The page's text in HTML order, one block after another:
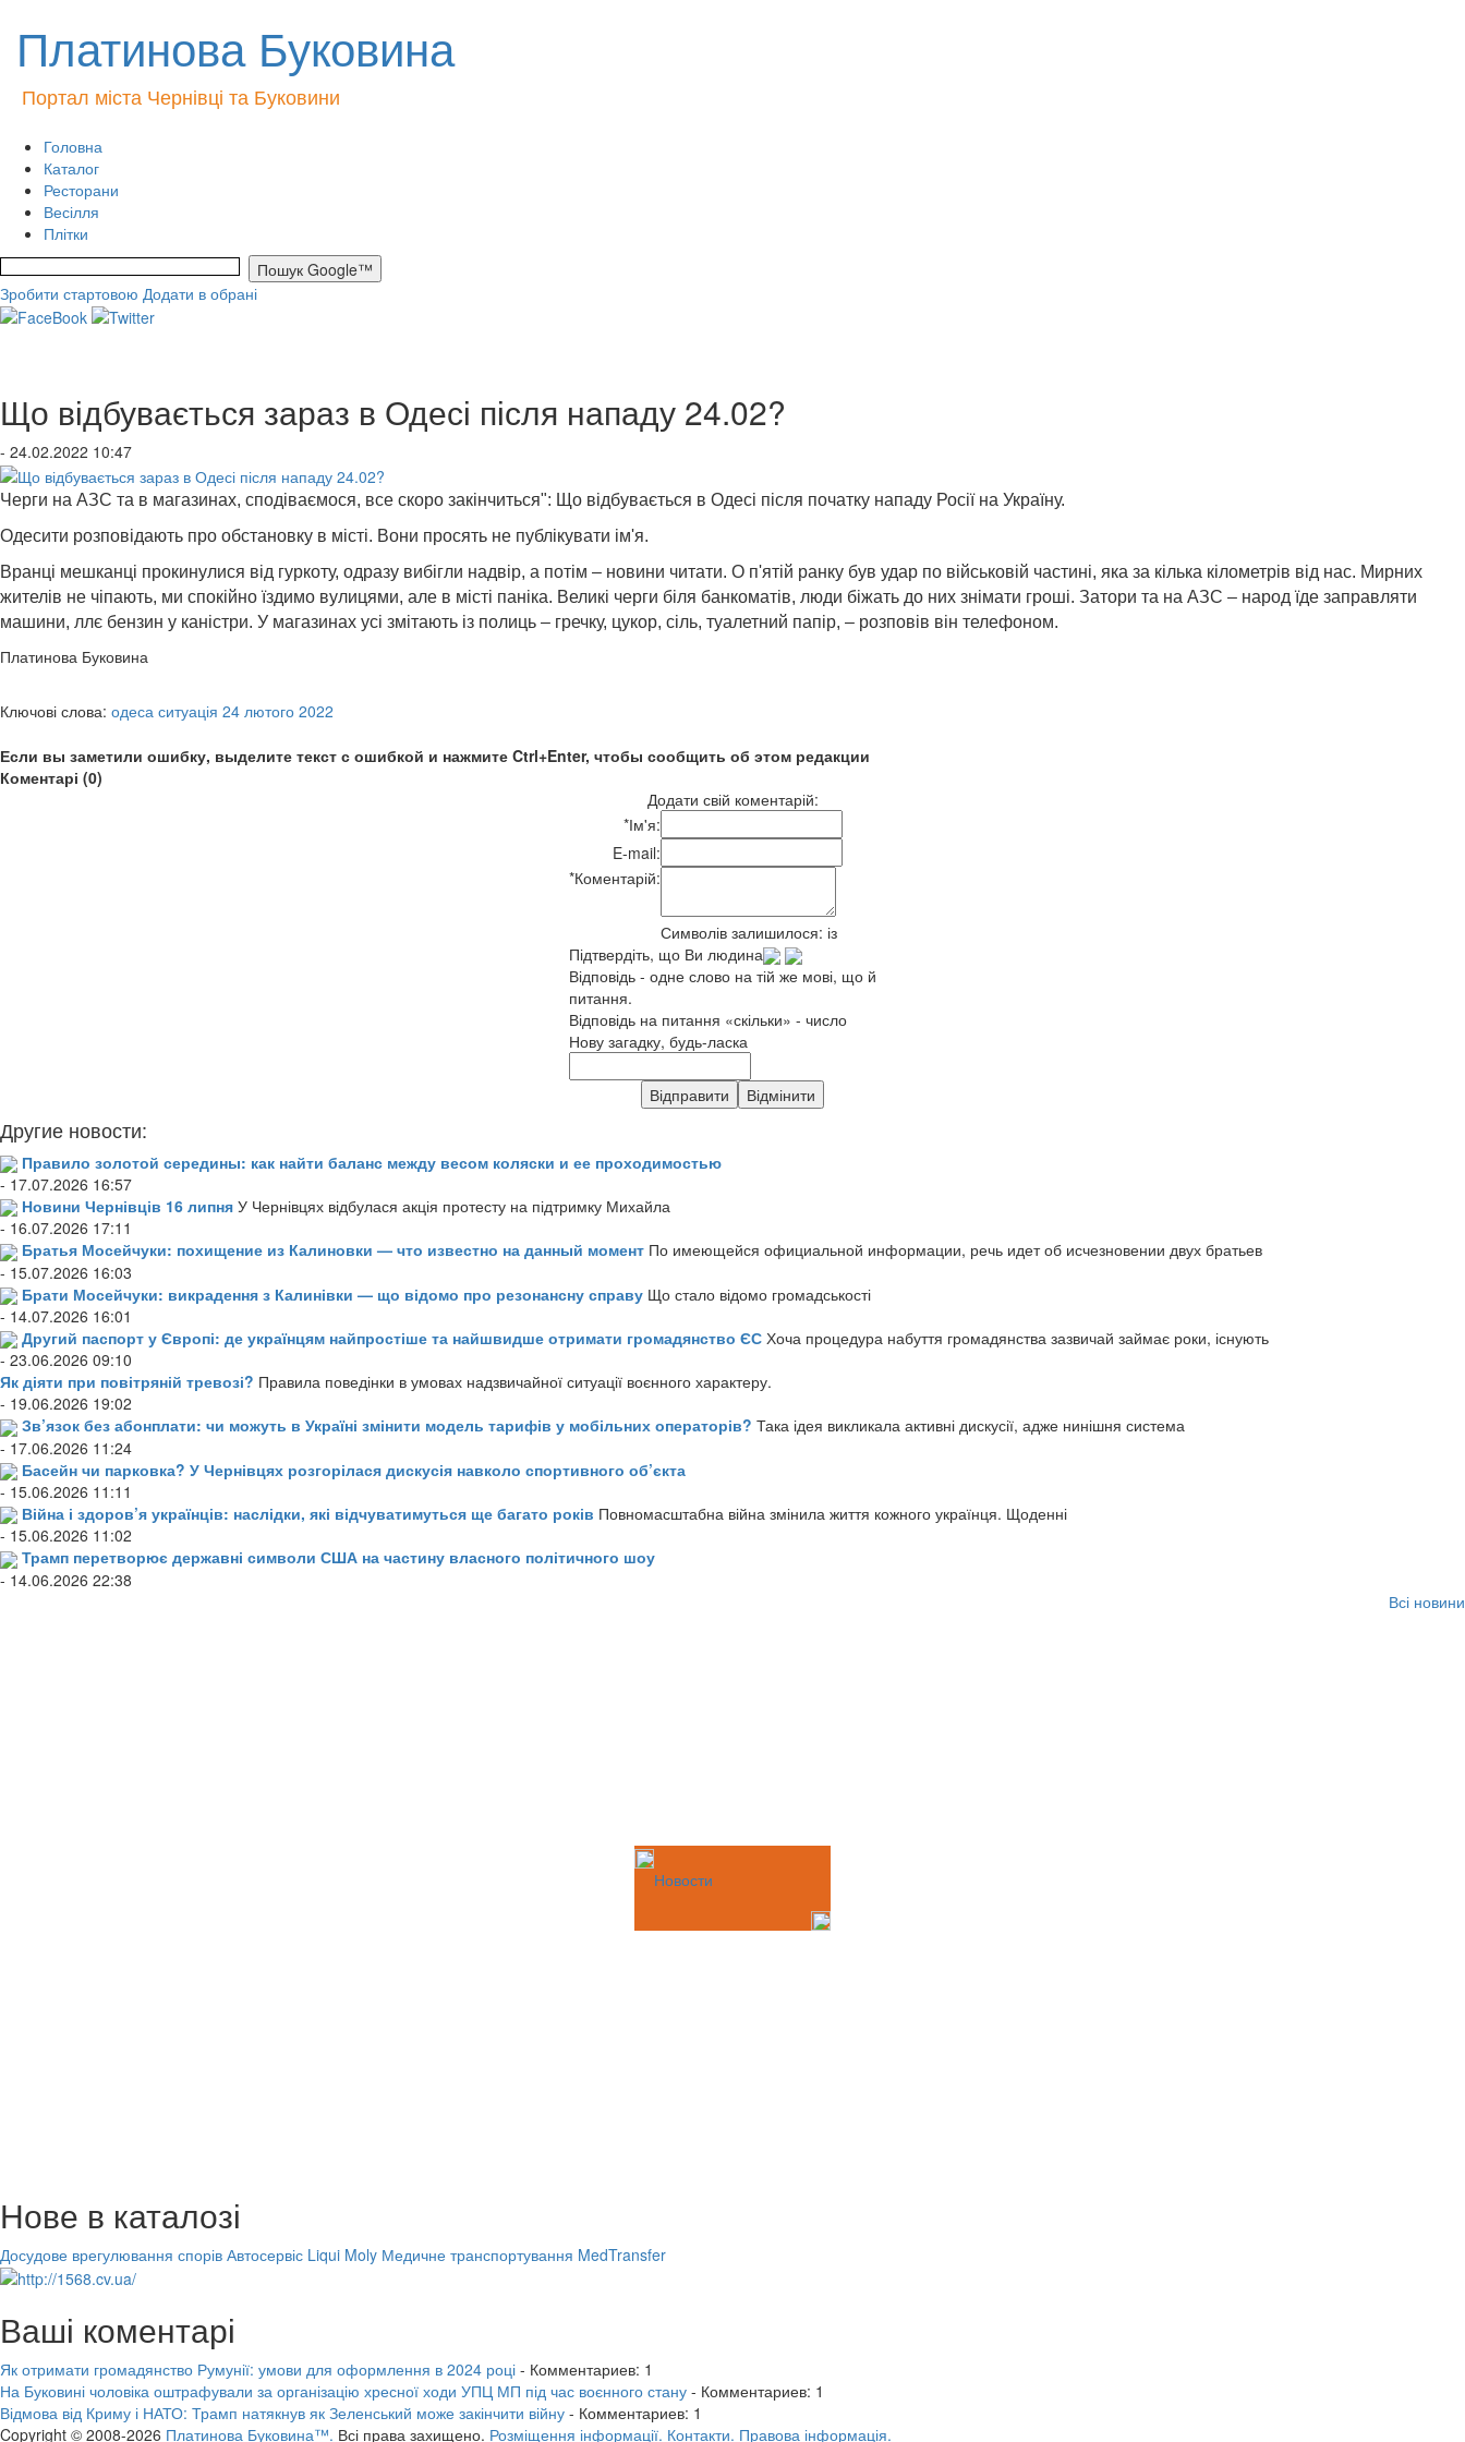
Платинова Буковина
Портал міста Чернівці та Буковини
Головна
Каталог
Ресторани
Весілля
Плітки
Зробити стартовою Додати в обрані
Що відбувається зараз в Одесі після нападу 24.02?
- 24.02.2022 10:47
Черги на АЗС та в магазинах, сподіваємося, все скоро закінчиться": Що відбувається в Одесі після початку нападу Росії на Україну.
Одесити розповідають про обстановку в місті. Вони просять не публікувати ім'я.
Вранці мешканці прокинулися від гуркоту, одразу вибігли надвір, а потім – новини читати. О п'ятій ранку був удар по військовій частині, яка за кілька кілометрів від нас. Мирних
жителів не чіпають, ми спокійно їздимо вулицями, але в місті паніка. Великі черги біля банкоматів, люди біжать до них знімати гроші. Затори та на АЗС – народ їде заправляти
машини, ллє бензин у каністри. У магазинах усі змітають із полиць – гречку, цукор, сіль, туалетний папір, – розповів він телефоном.
Платинова Буковина
Ключові слова: одеса ситуація 24 лютого 2022
Если вы заметили ошибку, выделите текст с ошибкой и нажмите Ctrl+Enter, чтобы сообщить об этом редакции
Коментарі (0)
Додати свій коментарій:
*Ім'я:
E-mail:
*Коментарій:
Символів залишилося: із
Підтвердіть, що Ви людина
Відповідь - одне слово на тій же мові, що й
питання.
Відповідь на питання «скільки» - число
Нову загадку, будь-ласка
Другие новости:
Правило золотой середины: как найти баланс между весом коляски и ее проходимостью
- 17.07.2026 16:57
Новини Чернівців 16 липня У Чернівцях відбулася акція протесту на підтримку Михайла
- 16.07.2026 17:11
Братья Мосейчуки: похищение из Калиновки — что известно на данный момент По имеющейся официальной информации, речь идет об исчезновении двух братьев
- 15.07.2026 16:03
Брати Мосейчуки: викрадення з Калинівки — що відомо про резонансну справу Що стало відомо громадськості
- 14.07.2026 16:01
Другий паспорт у Європі: де українцям найпростіше та найшвидше отримати громадянство ЄС Хоча процедура набуття громадянства зазвичай займає роки, існують
- 23.06.2026 09:10
Як діяти при повітряній тревозі? Правила поведінки в умовах надзвичайної ситуації воєнного характеру.
- 19.06.2026 19:02
Зв’язок без абонплати: чи можуть в Україні змінити модель тарифів у мобільних операторів? Така ідея викликала активні дискусії, адже нинішня система
- 17.06.2026 11:24
Басейн чи парковка? У Чернівцях розгорілася дискусія навколо спортивного об’єкта
- 15.06.2026 11:11
Війна і здоров’я українців: наслідки, які відчуватимуться ще багато років Повномасштабна війна змінила життя кожного українця. Щоденні
- 15.06.2026 11:02
Трамп перетворює державні символи США на частину власного політичного шоу
- 14.06.2026 22:38
Всі новини
Новости
Нове в каталозі
Досудове врегулювання спорів Автосервіс Liqui Moly Медичне транспортування MedTransfer
Ваші коментарі
Як отримати громадянство Румунії: умови для оформлення в 2024 році - Комментариев: 1
На Буковині чоловіка оштрафували за організацію хресної ходи УПЦ МП під час воєнного стану - Комментариев: 1
Відмова від Криму і НАТО: Трамп натякнув як Зеленський може закінчити війну - Комментариев: 1
Copyright © 2008-2026 Платинова Буковина™. Всі права захищено. Розміщення інформації. Контакти. Правова інформація.